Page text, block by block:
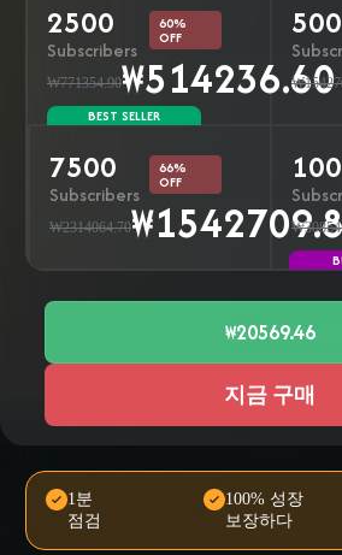
2500
Subscribers
₩771354.90₩514236.60
60%
OFF
BEST SELLER
7500
Subscribers
₩2314064.70
66%
OFF
₩20569.46
지금 구매
1분
점검
100% 성장
보장하다